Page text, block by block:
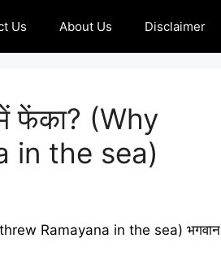
Us About Us Disclaimer
में फेंका? (Why
in the sea)
threw Ramayana in the sea) भगवान